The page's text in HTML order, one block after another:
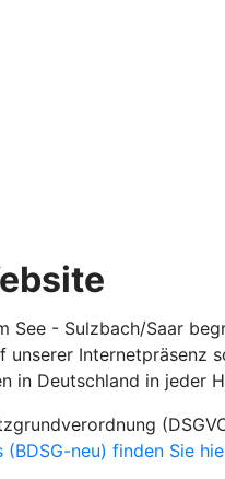
- Sulzbach/Saar
unserer
in Deutschland in jeder
neu) finden Sie